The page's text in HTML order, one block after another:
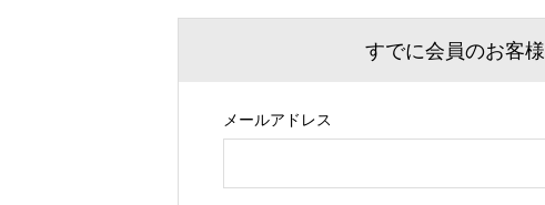
すでに会員のお客様
メールアドレス